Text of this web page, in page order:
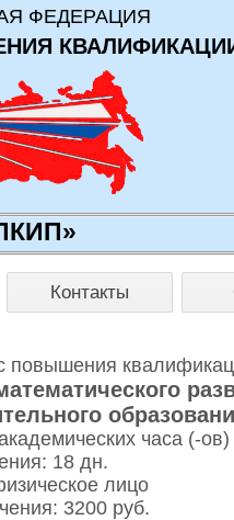
ФЕДЕРАЦИЯ
Контакты
повышения
часа (-ов)
18 дн.
лицо
3200 руб.